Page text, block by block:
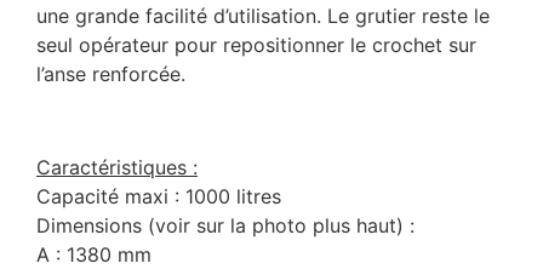
une grande facilité d’utilisation. Le grutier reste le
seul opérateur pour repositionner le crochet sur
l’anse renforcée.
Caractéristiques :
Capacité maxi : 1000 litres
Dimensions (voir sur la photo plus haut) :
A : 1380 mm